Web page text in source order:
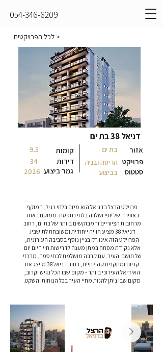
054-346-6209
< לכל הפרויקטים
דניאל 38 בת ים
אזור בת ים קומות 9.5
פרויקט
סטטוס
דירות הריסה ובניה
34
בביצוע
2026 גמר ביצוע
פרויקט הרצל בדניאל הוא מיזם בלתי רגיל, המוקף
באווירה של יופי ושלווה בלתי נתפסת. ממוקם באחד
מרחובות הציוריים והמבוקשים ביותר של בת ים, רחוב
דניאל 38 מציע חוויה ייחודית ומשובחת לתושביו.
הפרויקט הזה אינו רק בניין נוסף בסביבה העירונית,
אלא נקודת מפתח במתן מענה לדרישות חיי היום יום
של תושבי העיר. עם קרבה מושלמת לבתי ספר, מרכזי
קניות ומתקנים קהילתיים, רחוב דניאל 38 מייצג את
האידיאל העירוני ביותר - מקום שבו הכל נגיש וקרוב,
מקום שבו ניתן להנות מחיי העיר בכל הנוחות והשקט.